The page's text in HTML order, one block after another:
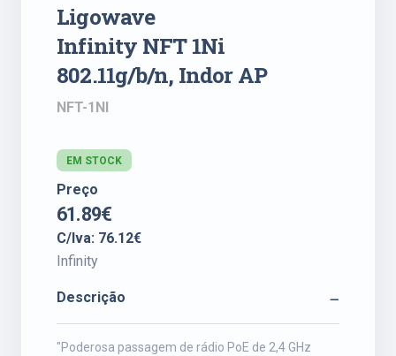
Ligowave
Infinity NFT 1Ni
802.11g/b/n, Indor AP
NFT-1NI
EM STOCK
Preço
61.89€
C/Iva: 76.12€
Infinity
Descrição
"Poderosa passagem de rádio PoE de 2,4 GHz